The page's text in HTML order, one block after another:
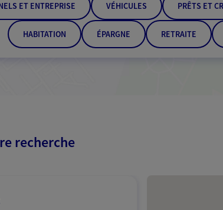
ET ENTREPRISE VÉHICULES PRÊTS ET
HABITATION ÉPARGNE RETRAITE
recherche